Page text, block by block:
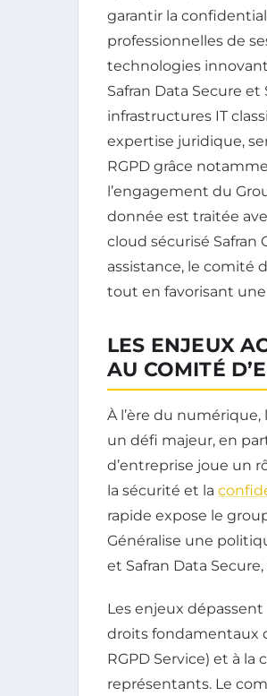
garantir la
professionnelles de
technologies
Safran Data Secure
infrastructures IT
expertise juridique,
RGPD grâce
l’engagement du
donnée est traitée
cloud sécurisé Safran
assistance, le comité
tout en favorisant
LES ENJEUX
AU COMITÉ
À l’ère du
un défi majeur, en
d’entreprise joue un
la sécurité et la
rapide expose le
Généralise une
et Safran Data
Les enjeux
droits fondamentaux
RGPD Service) et à
représentants. Le